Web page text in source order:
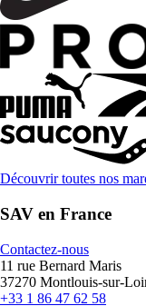
Découvrir toutes nos
SAV en France
Contactez-nous
11 rue Bernard Maris
37270 Montlouis-sur-
+33 1 86 47 62 58